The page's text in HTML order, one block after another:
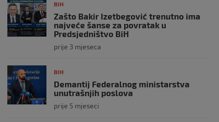
BIH
Zašto Bakir Izetbegović trenutno ima
najveće šanse za povratak u
Predsjedništvo BiH
prije 3 mjeseca
BIH
Demantij Federalnog ministarstva
unutrašnjih poslova
prije 5 mjeseci